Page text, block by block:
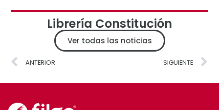
Librería Constitución
Ver todas las noticias
ANTERIOR SIGUIENTE